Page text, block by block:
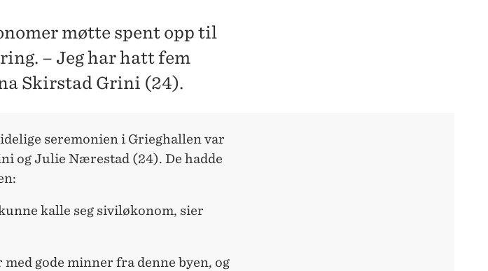
møtte spent opp til
– Jeg har hatt fem
Skirstad Grini (24).
seremonien i Grieghallen var
og Julie Nærestad (24). De hadde
kalle seg siviløkonom, sier
gode minner fra denne byen, og